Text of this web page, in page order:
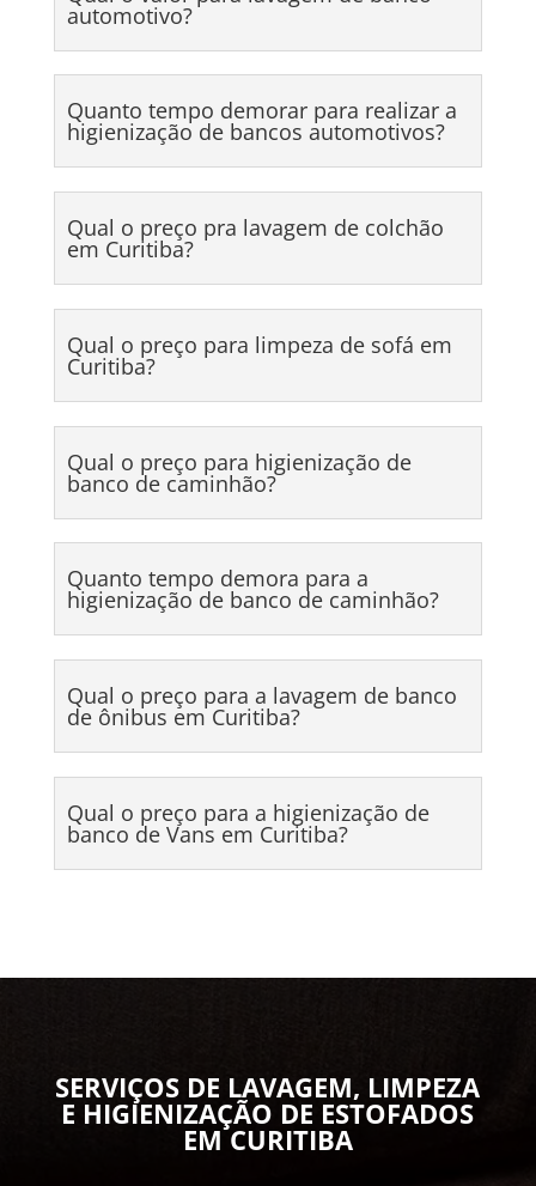
automotivo?
Quanto tempo demorar para realizar a
higienização de bancos automotivos?
Qual o preço pra lavagem de colchão
em Curitiba?
Qual o preço para limpeza de sofá em
Curitiba?
Qual o preço para higienização de
banco de caminhão?
Quanto tempo demora para a
higienização de banco de caminhão?
Qual o preço para a lavagem de banco
de ônibus em Curitiba?
Qual o preço para a higienização de
banco de Vans em Curitiba?
SERVIÇOS DE LAVAGEM, LIMPEZA
E HIGIENIZAÇÃO DE ESTOFADOS
EM CURITIBA